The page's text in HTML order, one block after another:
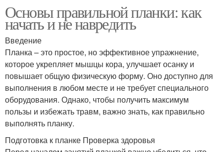
Основы правильной планки: как
начать и не навредить
Введение
Планка – это простое, но эффективное упражнение,
которое укрепляет мышцы кора, улучшает осанку и
повышает общую физическую форму. Оно доступно для
выполнения в любом месте и не требует специального
оборудования. Однако, чтобы получить максимум
пользы и избежать травм, важно знать, как правильно
выполнять планку.
Подготовка к планке Проверка здоровья